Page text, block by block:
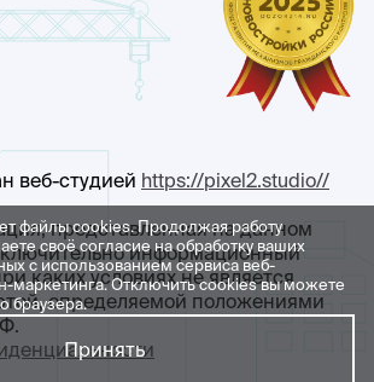
коммерческое помещение
файлы cookies. Продолжая работу
своё согласие на обработку ваших
с использованием сервиса веб-
маркетинга. Отключить cookies вы можете
браузера.
Принять
веб-студией https://pixel2.studio//
представленная на данном
информационный
каких условиях не является
определяемой положениями